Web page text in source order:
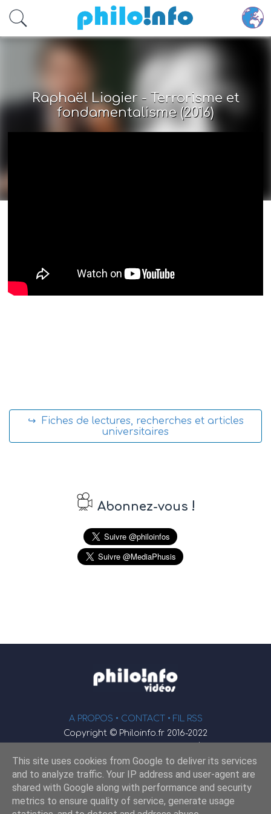
Accéder au contenu principal
Raphaël Liogier - Terrorisme et
fondamentalisme (2016)
↪ Fiches de lectures, recherches et articles
universitaires
Abonnez-vous !
A PROPOS • CONTACT • FIL RSS
Copyright © Philoinfo.fr 2016-2022
φ
Webmaster : JEND
Retrouvez-nous sur
This site uses cookies from Google to deliver its services
and to analyze traffic. Your IP address and user-agent are
shared with Google along with performance and security
metrics to ensure quality of service, generate usage